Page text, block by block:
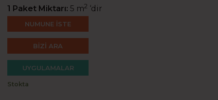
1 Paket Miktarı: 5 m2 ‘dir
NUMUNE İSTE
BİZİ ARA
UYGULAMALAR
Stokta